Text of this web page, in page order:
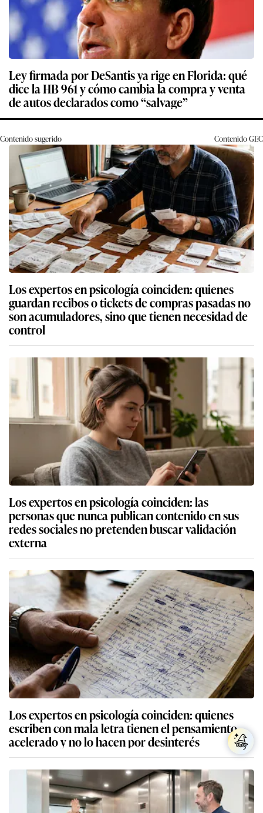
Ley firmada por DeSantis ya rige en Florida: qué
dice la HB 961 y cómo cambia la compra y venta
de autos declarados como “salvage”
Contenido sugerido ContenidoGEC
Los expertos en psicología coinciden: quienes
guardan recibos o tickets de compras pasadas no
son acumuladores, sino que tienen necesidad de
control
Los expertos en psicología coinciden: las
personas que nunca publican contenido en sus
redes sociales no pretenden buscar validación
externa
Los expertos en psicología coinciden: quienes
escriben con mala letra tienen el pensamiento
acelerado y no lo hacen por desinterés